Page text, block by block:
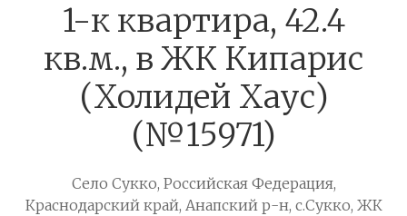
1-к квартира, 42.4
кв.м., в ЖК Кипарис
(Холидей Хаус)
(№15971)
Село Сукко, Российская Федерация,
Краснодарский край, Анапский р-н, с.Сукко, ЖК